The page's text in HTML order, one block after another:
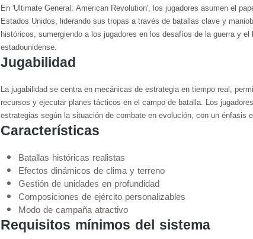
En 'Ultimate General: American Revolution', los jugadores asumen el
Estados Unidos, liderando sus tropas a través de batallas clave y
históricos, sumergiendo a los jugadores en los desafíos de la guerra y
estadounidense.
Jugabilidad
La jugabilidad se centra en mecánicas de estrategia en tiempo real,
recursos y ejecutar planes tácticos en el campo de batalla. Los
estrategias según la situación de combate en evolución, con un énfasis
Características
Batallas históricas realistas
Efectos dinámicos de clima y terreno
Gestión de unidades en profundidad
Composiciones de ejército personalizables
Modo de campaña atractivo
Requisitos mínimos del sistema